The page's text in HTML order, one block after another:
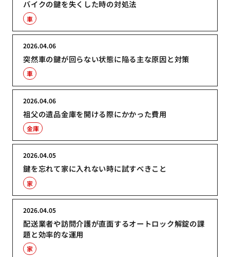
バイクの鍵を失くした時の対処法
車
突然車の鍵が回らない状態に陥る主な原因と対策
2026.04.06
車
祖父の遺品金庫を開ける際にかかった費用
2026.04.06
金庫
鍵を忘れて家に入れない時に試すべきこと
2026.04.05
家
配送業者や訪問介護が直面するオートロック解錠の課
題と効率的な運用
2026.04.05
家